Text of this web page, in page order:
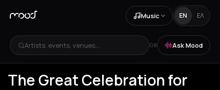
Music EN ΕΛ
Artists, events, venues... OR Ask Mood
The Great Celebration for